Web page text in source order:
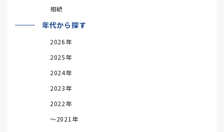
相続
年代から探す
2026年
2025年
2024年
2023年
2022年
～2021年